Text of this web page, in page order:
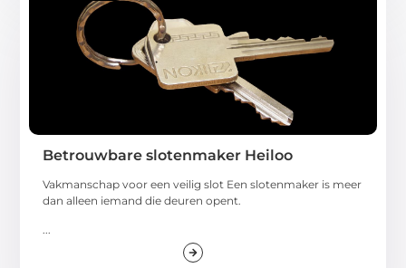
Betrouwbare slotenmaker Heiloo
Vakmanschap voor een veilig slot Een slotenmaker is meer
dan alleen iemand die deuren opent.